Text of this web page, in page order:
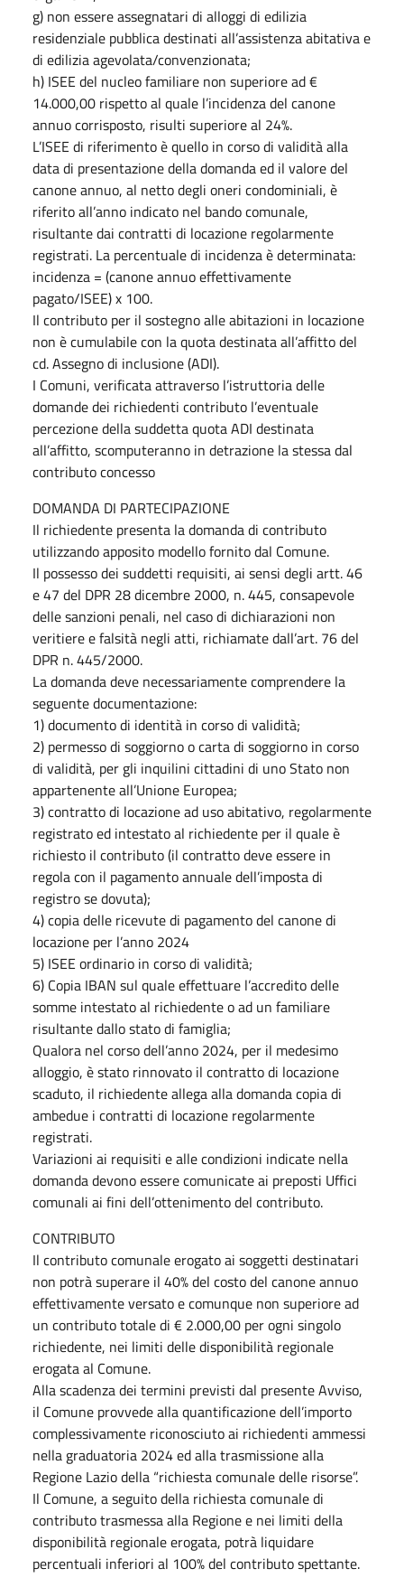
g) non essere assegnatari di alloggi di edilizia
residenziale pubblica destinati all’assistenza abitativa e
di edilizia agevolata/convenzionata;
h) ISEE del nucleo familiare non superiore ad €
14.000,00 rispetto al quale l’incidenza del canone
annuo corrisposto, risulti superiore al 24%.
L’ISEE di riferimento è quello in corso di validità alla
data di presentazione della domanda ed il valore del
canone annuo, al netto degli oneri condominiali, è
riferito all’anno indicato nel bando comunale,
risultante dai contratti di locazione regolarmente
registrati. La percentuale di incidenza è determinata:
incidenza = (canone annuo effettivamente
pagato/ISEE) x 100.
Il contributo per il sostegno alle abitazioni in locazione
non è cumulabile con la quota destinata all’affitto del
cd. Assegno di inclusione (ADI).
I Comuni, verificata attraverso l’istruttoria delle
domande dei richiedenti contributo l’eventuale
percezione della suddetta quota ADI destinata
all’affitto, scomputeranno in detrazione la stessa dal
contributo concesso
DOMANDA DI PARTECIPAZIONE
Il richiedente presenta la domanda di contributo
utilizzando apposito modello fornito dal Comune.
Il possesso dei suddetti requisiti, ai sensi degli artt. 46
e 47 del DPR 28 dicembre 2000, n. 445, consapevole
delle sanzioni penali, nel caso di dichiarazioni non
veritiere e falsità negli atti, richiamate dall’art. 76 del
DPR n. 445/2000.
La domanda deve necessariamente comprendere la
seguente documentazione:
1) documento di identità in corso di validità;
2) permesso di soggiorno o carta di soggiorno in corso
di validità, per gli inquilini cittadini di uno Stato non
appartenente all’Unione Europea;
3) contratto di locazione ad uso abitativo, regolarmente
registrato ed intestato al richiedente per il quale è
richiesto il contributo (il contratto deve essere in
regola con il pagamento annuale dell’imposta di
registro se dovuta);
4) copia delle ricevute di pagamento del canone di
locazione per l’anno 2024
5) ISEE ordinario in corso di validità;
6) Copia IBAN sul quale effettuare l’accredito delle
somme intestato al richiedente o ad un familiare
risultante dallo stato di famiglia;
Qualora nel corso dell’anno 2024, per il medesimo
alloggio, è stato rinnovato il contratto di locazione
scaduto, il richiedente allega alla domanda copia di
ambedue i contratti di locazione regolarmente
registrati.
Variazioni ai requisiti e alle condizioni indicate nella
domanda devono essere comunicate ai preposti Uffici
comunali ai fini dell’ottenimento del contributo.
CONTRIBUTO
Il contributo comunale erogato ai soggetti destinatari
non potrà superare il 40% del costo del canone annuo
effettivamente versato e comunque non superiore ad
un contributo totale di € 2.000,00 per ogni singolo
richiedente, nei limiti delle disponibilità regionale
erogata al Comune.
Alla scadenza dei termini previsti dal presente Avviso,
il Comune provvede alla quantificazione dell’importo
complessivamente riconosciuto ai richiedenti ammessi
nella graduatoria 2024 ed alla trasmissione alla
Regione Lazio della “richiesta comunale delle risorse”.
Il Comune, a seguito della richiesta comunale di
contributo trasmessa alla Regione e nei limiti della
disponibilità regionale erogata, potrà liquidare
percentuali inferiori al 100% del contributo spettante.